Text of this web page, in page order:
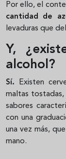
Por ello, el
cantidad de
levaduras que
Y,
alcohol?
Sí. Existen
maltas
sabores
con una
una vez más,
mano.